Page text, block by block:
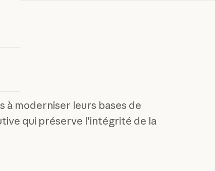
à moderniser leurs bases de
qui préserve l'intégrité de la